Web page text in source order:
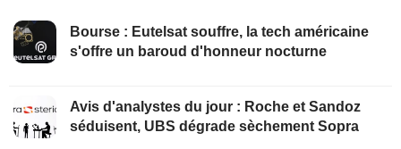
Bourse : Eutelsat souffre, la tech américaine
s'offre un baroud d'honneur nocturne
Avis d'analystes du jour : Roche et Sandoz
séduisent, UBS dégrade sèchement Sopra